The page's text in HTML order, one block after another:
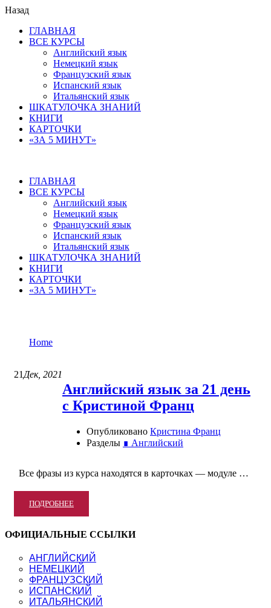
Назад
ГЛАВНАЯ
ВСЕ КУРСЫ
Английский язык
Немецкий язык
Французский язык
Испанский язык
Итальянский язык
ШКАТУЛОЧКА ЗНАНИЙ
КНИГИ
КАРТОЧКИ
«ЗА 5 МИНУТ»
ГЛАВНАЯ
ВСЕ КУРСЫ
Английский язык
Немецкий язык
Французский язык
Испанский язык
Итальянский язык
ШКАТУЛОЧКА ЗНАНИЙ
КНИГИ
КАРТОЧКИ
«ЗА 5 МИНУТ»
Home
21 Дек, 2021
Английский язык за 21 день
с Кристиной Франц
Опубликовано Кристина Франц
Разделы ∎ Английский
Все фразы из курса находятся в карточках — модуле …
READ
MORE
АНГЛИЙСКИЙ
ЗА
21
ДЕНЬ
С
ПОДРОБНЕЕ
ОФИЦИАЛЬНЫЕ ССЫЛКИ
АНГЛИЙСКИЙ
НЕМЕЦКИЙ
ФРАНЦУЗСКИЙ
ИСПАНСКИЙ
ИТАЛЬЯНСКИЙ